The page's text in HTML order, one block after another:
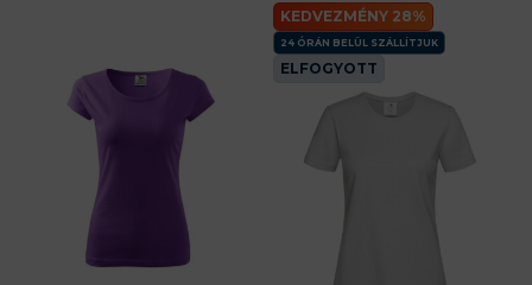
KEDVEZMÉNY 28%
24 ÓRÁN BELÜL SZÁLLÍTJUK
ELFOGYOTT